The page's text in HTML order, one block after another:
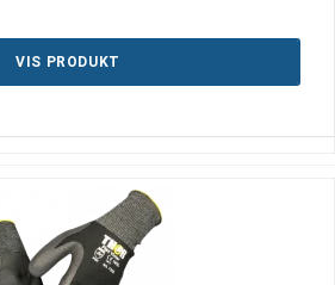
VIS PRODUKT